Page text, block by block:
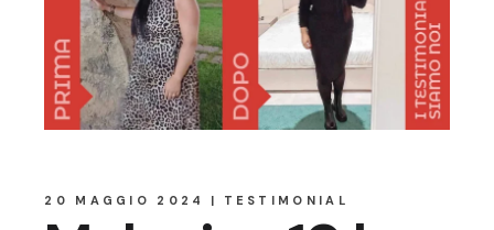
20 MAGGIO 2024 TESTIMONIAL